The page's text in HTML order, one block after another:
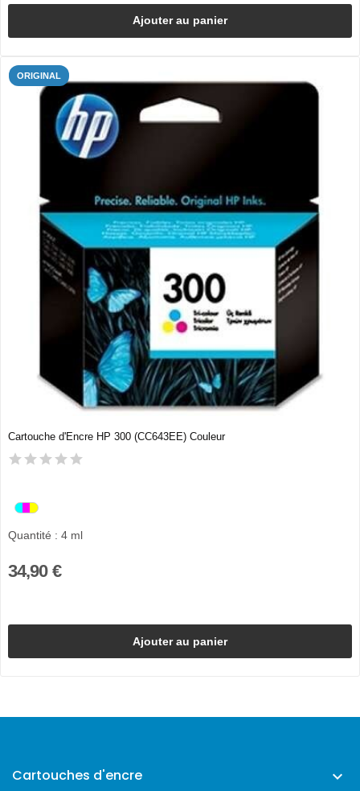
Ajouter au panier
ORIGINAL
Cartouche d'Encre HP 300 (CC643EE) Couleur
Quantité : 4 ml
34,90 €
Ajouter au panier
Cartouches d'encre 